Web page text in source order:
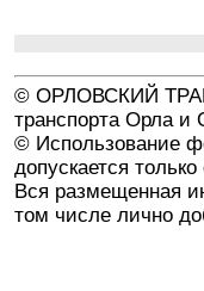
© ОРЛОВСКИЙ
транспорта Орла и
© Использование
допускается
Вся размещенная
том числе лично